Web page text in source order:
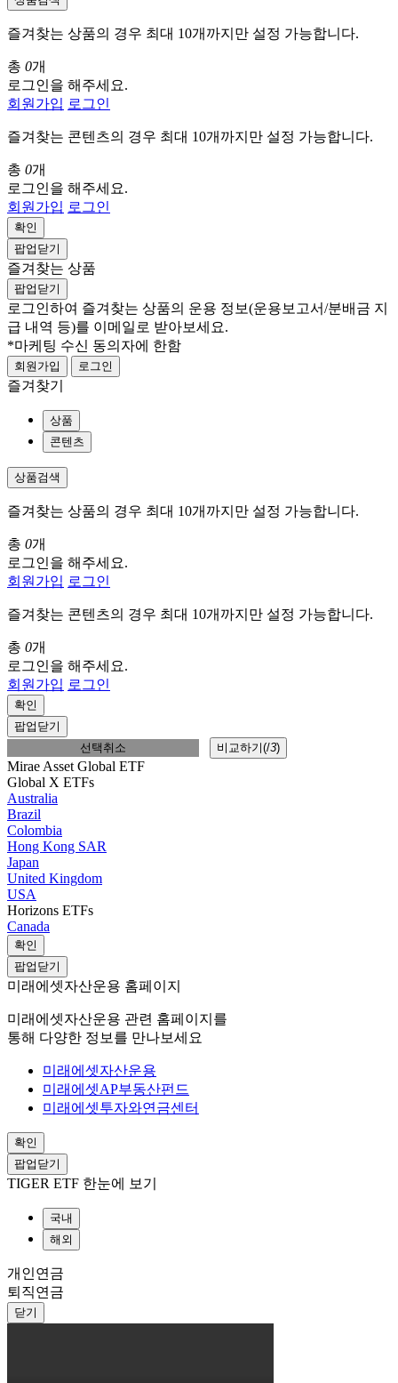
즐겨찾는 상품의 경우 최대 10개까지만 설정 가능합니다.
총 0개
로그인을 해주세요.
회원가입 로그인
즐겨찾는 콘텐츠의 경우 최대 10개까지만 설정 가능합니다.
총 0개
로그인을 해주세요.
회원가입 로그인
확인
팝업닫기
즐겨찾는 상품
팝업닫기
로그인하여 즐겨찾는 상품의 운용 정보(운용보고서/분배금 지
급 내역 등)를 이메일로 받아보세요.
*마케팅 수신 동의자에 한함
회원가입 로그인
즐겨찾기
상품
콘텐츠
상품검색
즐겨찾는 상품의 경우 최대 10개까지만 설정 가능합니다.
총 0개
로그인을 해주세요.
회원가입 로그인
즐겨찾는 콘텐츠의 경우 최대 10개까지만 설정 가능합니다.
총 0개
로그인을 해주세요.
회원가입 로그인
확인
팝업닫기
선택취소
비교하기(/3)
Mirae Asset Global ETF
Global X ETFs
Australia
Brazil
Colombia
Hong Kong SAR
Japan
United Kingdom
USA
Horizons ETFs
Canada
확인
팝업닫기
미래에셋자산운용 홈페이지
미래에셋자산운용 관련 홈페이지를
통해 다양한 정보를 만나보세요
미래에셋자산운용
미래에셋AP부동산펀드
미래에셋투자와연금센터
확인
팝업닫기
TIGER ETF 한눈에 보기
국내
해외
개인연금
퇴직연금
닫기